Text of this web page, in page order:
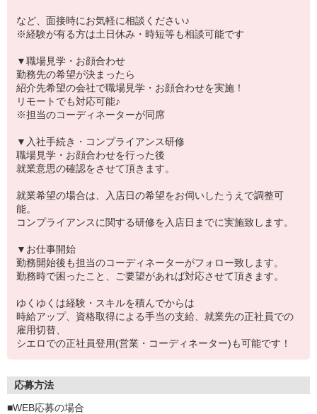
など、面接時にお気軽に相談ください♪
※経験が有る方は土日休み・時短等も相談可能です
▼職場見学・お顔合わせ
勤務先の希望が決まったら
紹介先希望の会社で職場見学・お顔合わせを実施！
リモートでも対応可能♪
※担当のコーディネーターが同席
▼入社手続き・コンプライアンス研修
職場見学・お顔合わせを行った後
就業意思の確認をさせて頂きます。
就業希望の場合は、入店日の希望をお伺いしたうえで調整可
能。
コンプライアンスに関する研修を入店日までに実施致します。
▼お仕事開始
勤務開始後も担当のコーディネーターがフォロー致します。
勤務時で困ったこと、ご要望があれば対応させて頂きます。
ゆくゆくは経験・スキルを積んでからは
時給アップ、資格取得による手当の支給、就業先の正社員での
雇用切替、
シエロでの正社員登用(営業・コーディネーター)も可能です！
応募方法
■WEB応募の場合